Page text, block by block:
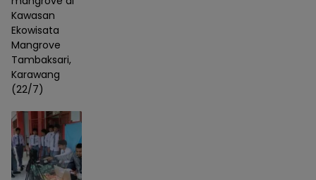
Kawasan
Ekowisata
Mangrove
Tambaksari,
Karawang
(22/7)